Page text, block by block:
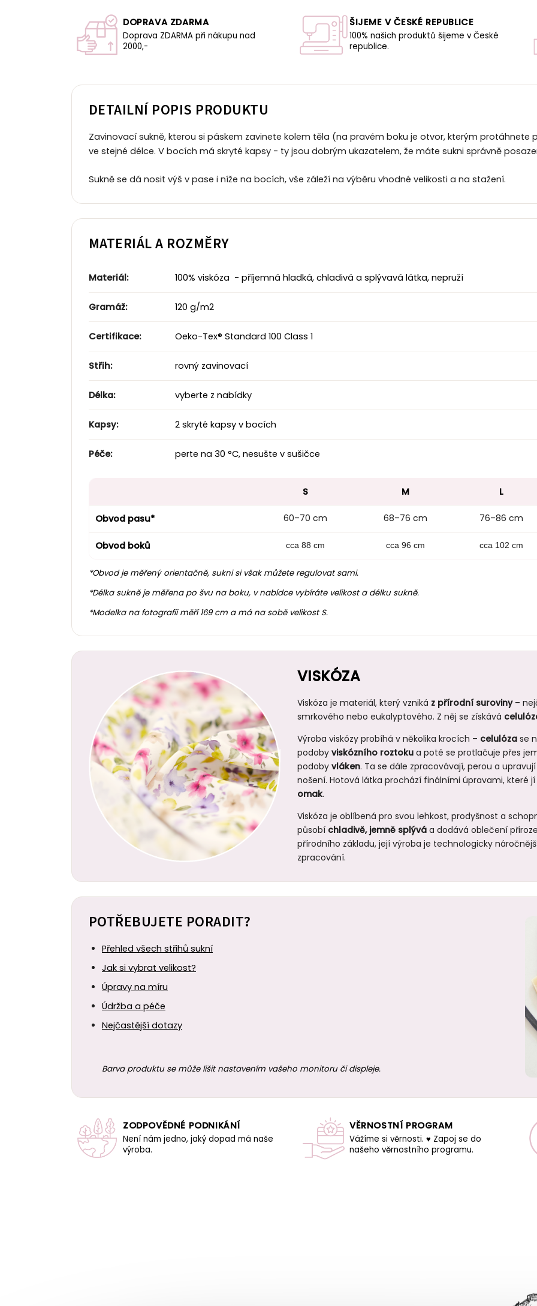
DOPRAVA ZDARMA
Doprava ZDARMA při nákupu nad
2000,-
ŠIJEME V ČESKÉ REPUBLICE
100% našich produktů šijeme v České
republice.
DETAILNÍ POPIS PRODUKTU
Zavinovací sukně, kterou si páskem zavinete kolem těla (na pravém boku je otvor, kterým protáhnete
ve stejné délce. V bocích má skryté kapsy - ty jsou dobrým ukazatelem, že máte sukni správně
Sukně se dá nosit výš v pase i níže na bocích, vše záleží na výběru vhodné velikosti a na stažení.
MATERIÁL A ROZMĚRY
Materiál: 100% viskóza - příjemná hladká, chladivá a splývavá látka, nepruží
Gramáž: 120 g/m2
Certifikace: Oeko-Tex® Standard 100 Class 1
Střih: rovný zavinovací
Délka: vyberte z nabídky
Kapsy: 2 skryté kapsy v bocích
Péče: perte na 30 °C, nesušte v sušičce
S M L
Obvod pasu* 60–70 cm 68–76 cm 76–86 cm
Obvod boků cca 88 cm cca 96 cm cca 102 cm
*Obvod je měřený orientačně, sukni si však můžete regulovat sami.
*Délka sukně je měřena po švu na boku, v nabídce vybíráte velikost a délku sukně.
*Modelka na fotografii měří 169 cm a má na sobě velikost S.
VISKÓZA
Viskóza je materiál, který vzniká z přírodní suroviny –
smrkového nebo eukalyptového. Z něj se získává
Výroba viskózy probíhá v několika krocích – celulóza se
podoby viskózního roztoku a poté se protlačuje přes
podoby vláken. Ta se dále zpracovávají, perou a
nošení. Hotová látka prochází finálními úpravami, které
omak.
Viskóza je oblíbená pro svou lehkost, prodyšnost a
působí chladivě, jemně splývá a dodává oblečení
přírodního základu, její výroba je technologicky
zpracování.
POTŘEBUJETE PORADIT?
Přehled všech střihů sukní
Jak si vybrat velikost?
Úpravy na míru
Údržba a péče
Nejčastější dotazy
Barva produktu se může lišit nastavením vašeho monitoru či displeje.
ZODPOVĚDNÉ PODNIKÁNÍ
Není nám jedno, jaký dopad má naše
výroba.
VĚRNOSTNÍ PROGRAM
Vážíme si věrnosti. ♥ Zapoj se do
našeho věrnostního programu.